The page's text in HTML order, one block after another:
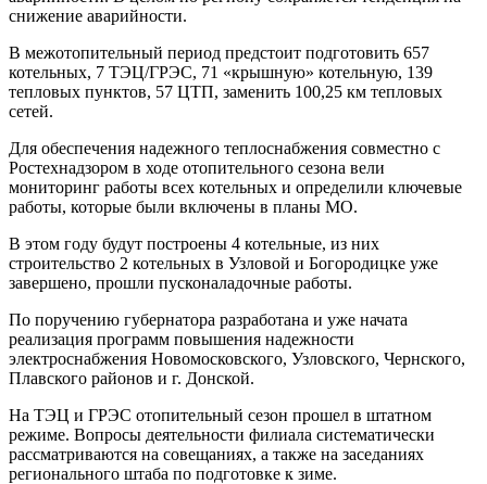
снижение аварийности.
В межотопительный период предстоит подготовить 657
котельных, 7 ТЭЦ/ГРЭС, 71 «крышную» котельную, 139
тепловых пунктов, 57 ЦТП, заменить 100,25 км тепловых
сетей.
Для обеспечения надежного теплоснабжения совместно с
Ростехнадзором в ходе отопительного сезона вели
мониторинг работы всех котельных и определили ключевые
работы, которые были включены в планы МО.
В этом году будут построены 4 котельные, из них
строительство 2 котельных в Узловой и Богородицке уже
завершено, прошли пусконаладочные работы.
По поручению губернатора разработана и уже начата
реализация программ повышения надежности
электроснабжения Новомосковского, Узловского, Чернского,
Плавского районов и г. Донской.
На ТЭЦ и ГРЭС отопительный сезон прошел в штатном
режиме. Вопросы деятельности филиала систематически
рассматриваются на совещаниях, а также на заседаниях
регионального штаба по подготовке к зиме.